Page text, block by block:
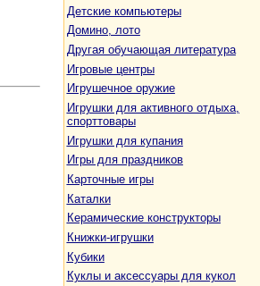
Детские компьютеры
Домино, лото
Другая обучающая литература
Игровые центры
Игрушечное оружие
Игрушки для активного отдыха,
спорттовары
Игрушки для купания
Игры для праздников
Карточные игры
Каталки
Керамические конструкторы
Книжки-игрушки
Кубики
Куклы и аксессуары для кукол